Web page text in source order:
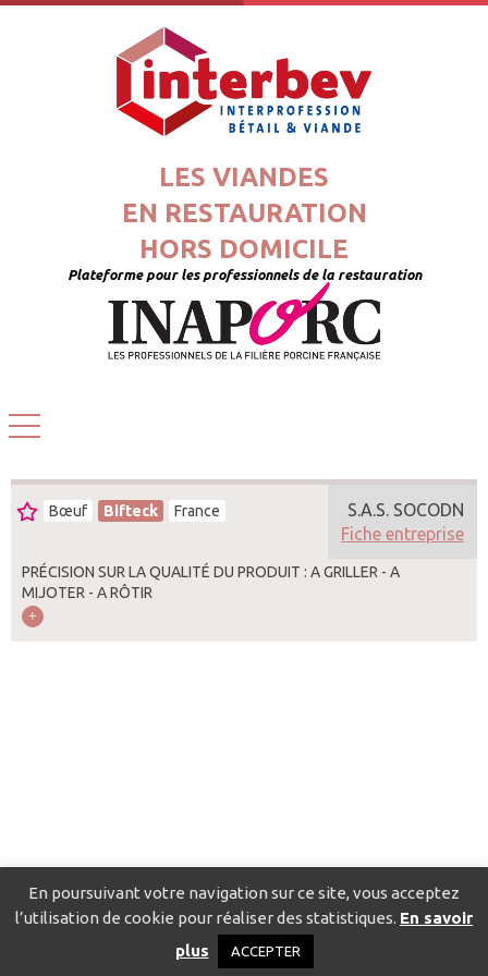
LES VIANDES
EN RESTAURATION
HORS DOMICILE
Plateforme pour les professionnels de la restauration
Bœuf Bifteck France
PRÉCISION SUR LA QUALITÉ DU PRODUIT : A GRILLER - A
MIJOTER - A RÔTIR
S.A.S. SOCODN
Fiche entreprise
Catalogue pour localiser les fournisseurs
Politique de confidentialité
En poursuivant votre navigation sur ce site, vous acceptez
l’utilisation de cookie pour réaliser des statistiques. En savoir
plus
ACCEPTER